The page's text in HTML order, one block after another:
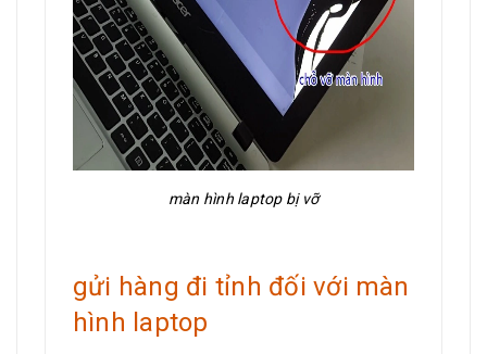
màn hình laptop bị vỡ
gửi hàng đi tỉnh đối với màn
hình laptop